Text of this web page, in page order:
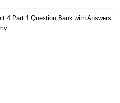
4 Part 1 Question Bank with Answers